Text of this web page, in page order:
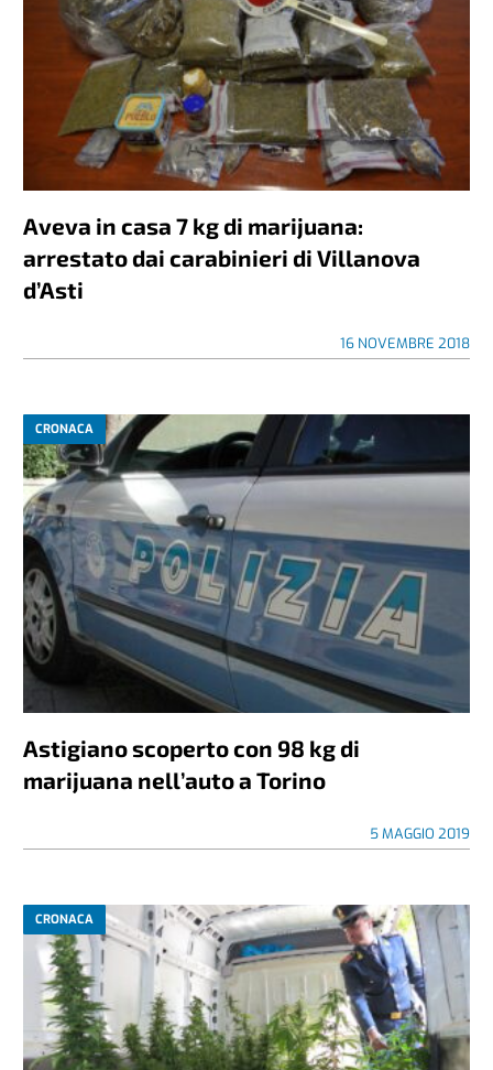
Aveva in casa 7 kg di marijuana:
arrestato dai carabinieri di Villanova
d’Asti
16 NOVEMBRE 2018
CRONACA
Astigiano scoperto con 98 kg di
marijuana nell’auto a Torino
5 MAGGIO 2019
CRONACA